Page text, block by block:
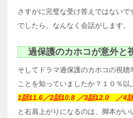
さすがに完璧な受け答えではないで
でしたら、なんなく会話がします。
過保護のカホコが意外と
そしてドラマ過保護のカホコの視聴
ことを知っていましたか？１０％以
1話11.6／2話10.8 ／3話12.0 ／4
と右肩上がりになるのは、脚本がい